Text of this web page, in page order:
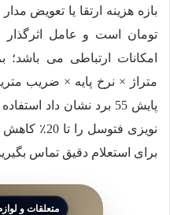
بازه هزینه ارتقا یا تعویض
تومان است و عامل
امکانات ارتباطی می باشد؛
متراژ × نرخ پایه × ضریب
پایش 55 برد نشان داد
نویزی
برای استعلام دقیق تماس
متعلقات و